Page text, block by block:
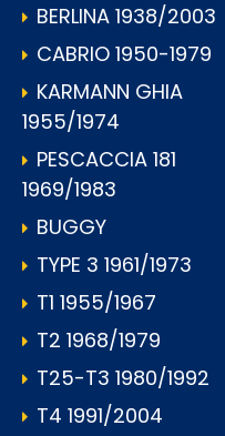
BERLINA 1938/2003
CABRIO 1950-1979
KARMANN GHIA
1955/1974
PESCACCIA 181
1969/1983
BUGGY
TYPE 3 1961/1973
T1 1955/1967
T2 1968/1979
T25-T3 1980/1992
T4 1991/2004